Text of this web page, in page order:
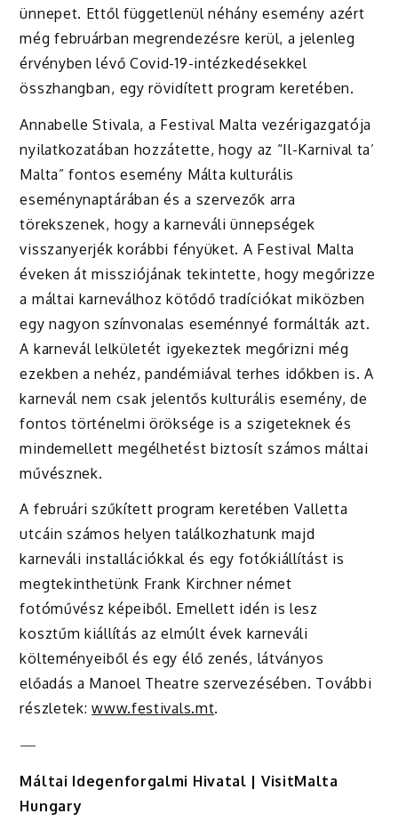
ünnepet. Ettől függetlenül néhány esemény azért
még februárban megrendezésre kerül, a jelenleg
érvényben lévő Covid-19-intézkedésekkel
összhangban, egy rövidített program keretében.
Annabelle Stivala, a Festival Malta vezérigazgatója
nyilatkozatában hozzátette, hogy az “Il-Karnival ta’
Malta” fontos esemény Málta kulturális
eseménynaptárában és a szervezők arra
törekszenek, hogy a karneváli ünnepségek
visszanyerjék korábbi fényüket. A Festival Malta
éveken át missziójának tekintette, hogy megőrizze
a máltai karneválhoz kötődő tradíciókat miközben
egy nagyon színvonalas eseménnyé formálták azt.
A karnevál lelkületét igyekeztek megőrizni még
ezekben a nehéz, pandémiával terhes időkben is. A
karnevál nem csak jelentős kulturális esemény, de
fontos történelmi öröksége is a szigeteknek és
mindemellett megélhetést biztosít számos máltai
művésznek.
A februári szűkített program keretében Valletta
utcáin számos helyen találkozhatunk majd
karneváli installációkkal és egy fotókiállítást is
megtekinthetünk Frank Kirchner német
fotóművész képeiből. Emellett idén is lesz
kosztűm kiállítás az elmúlt évek karneváli
költeményeiből és egy élő zenés, látványos
előadás a Manoel Theatre szervezésében. További
részletek:www.festivals.mt.
—
Máltai Idegenforgalmi Hivatal | VisitMalta
Hungary